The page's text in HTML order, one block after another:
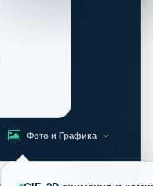
Фото и Графика